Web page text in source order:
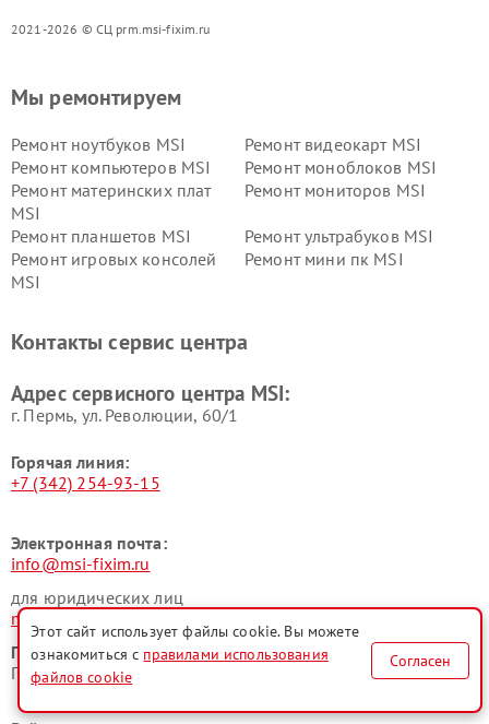
2021-2026 © СЦ prm.msi-fixim.ru
Мы ремонтируем
Ремонт ноутбуков MSI
Ремонт видеокарт MSI
Ремонт компьютеров MSI
Ремонт моноблоков MSI
Ремонт материнских плат
MSI
Ремонт мониторов MSI
Ремонт планшетов MSI
Ремонт ультрабуков MSI
Ремонт игровых консолей
MSI
Ремонт мини пк MSI
Контакты сервис центра
Адрес сервисного центра MSI:
г. Пермь, ул. ​Революции, 60/1
Горячая линия:
+7 (342) 254-93-15
Электронная почта:
info@msi-fixim.ru
для юридических лиц
manager@fix-msi.ru
График работы:
ПН-ВСК с 9:00 до 21:00 без перерывов и выходных
Этот сайт использует файлы cookie. Вы можете
ознакомиться с правилами использования
файлов cookie
Согласен